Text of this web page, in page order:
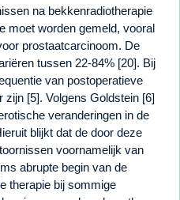
na bekkenradiotherapie
moet worden gemeld, vooral
prostaatcarcinoom. De
tussen 22-84% [20]. Bij
van postoperatieve
[5]. Volgens Goldstein [6]
veranderingen in de
blijkt dat de door deze
voornamelijk van
abrupte begin van de
therapie bij sommige